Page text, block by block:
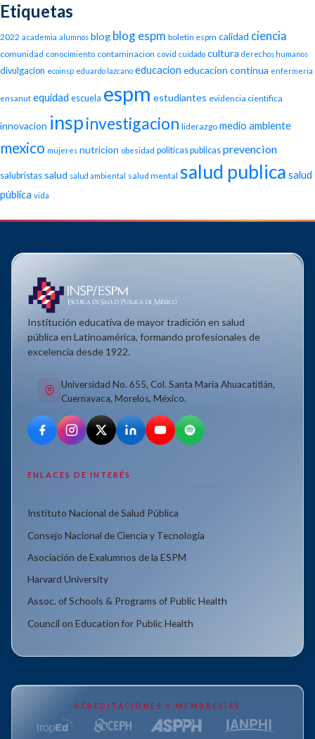
Etiquetas
2022 academia alumnos blog blog espm boletin espm calidad ciencia
comunidad conocimiento contaminacion covid cuidado cultura derechos humanos
divulgacion ecoinsp eduardo lazcano educacion educacion continua enfermeria
ensanut equidad escuela espm estudiantes evidencia cientifica
innovacion inspinvestigacion liderazgo medio ambiente
mexico mujeres nutricion obesidad politicas publicas prevencion
salubristas salud salud ambiental salud mental salud publica salud
pública vida
Institución educativa de mayor tradición en salud
pública en Latinoamérica, formando profesionales de
excelencia desde 1922.
Universidad No. 655, Col. Santa María Ahuacatitlán,
Cuernavaca, Morelos, México.
ENLACES DE INTERÉS
Instituto Nacional de Salud Pública
Consejo Nacional de Ciencia y Tecnología
Asociación de Exalumnos de la ESPM
Harvard University
Assoc. of Schools & Programs of Public Health
Council on Education for Public Health
ACREDITACIONES Y MEMBRESÍAS